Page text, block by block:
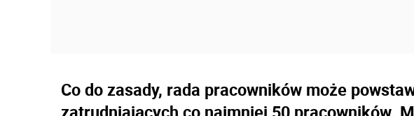
Co do zasady, rada pracowników może